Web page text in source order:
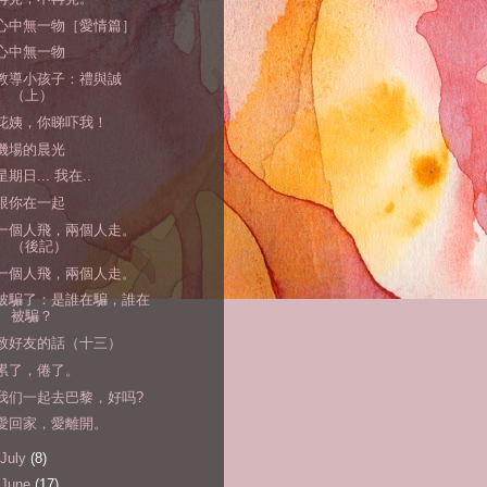
中無一物［愛情篇］
中無一物
導小孩子：禮與誠
（上）
姨，你睇吓我！
場的晨光
期日... 我在..
你在一起
個人飛，兩個人走。
（後記）
個人飛，兩個人走。
騙了：是誰在騙，誰在
被騙？
好友的話（十三）
了，倦了。
们一起去巴黎，好吗?
回家，愛離開。
July (8)